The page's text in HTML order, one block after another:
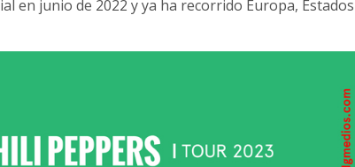
en junio de 2022 y ya ha recorrido Europa, Estados